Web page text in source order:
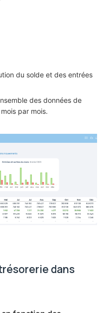
du solde et des entrées
des données de
par mois.
dans